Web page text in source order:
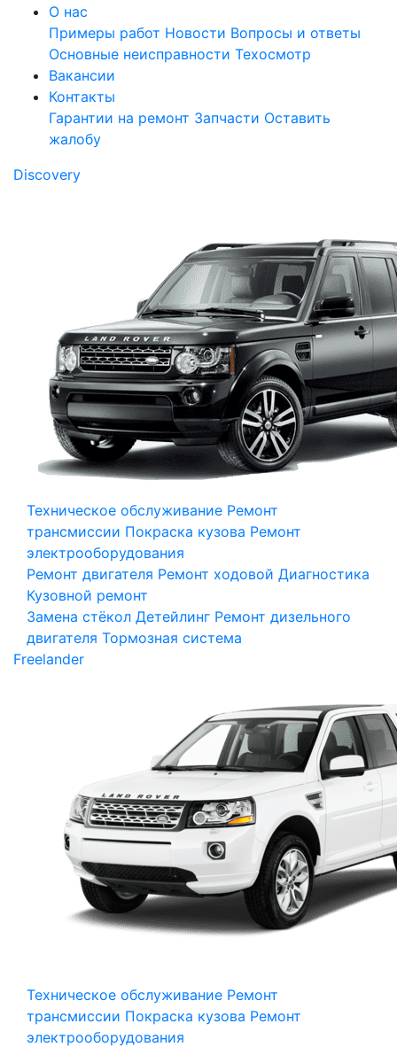
О нас
Примеры работ Новости Вопросы и ответы
Основные неисправности Техосмотр
Вакансии
Контакты
Гарантии на ремонт Запчасти Оставить
жалобу
Discovery
Техническое обслуживание Ремонт
трансмиссии Покраска кузова Ремонт
электрооборудования
Ремонт двигателя Ремонт ходовой Диагностика
Кузовной ремонт
Замена стёкол Детейлинг Ремонт дизельного
двигателя Тормозная система
Freelander
Техническое обслуживание Ремонт
трансмиссии Покраска кузова Ремонт
электрооборудования